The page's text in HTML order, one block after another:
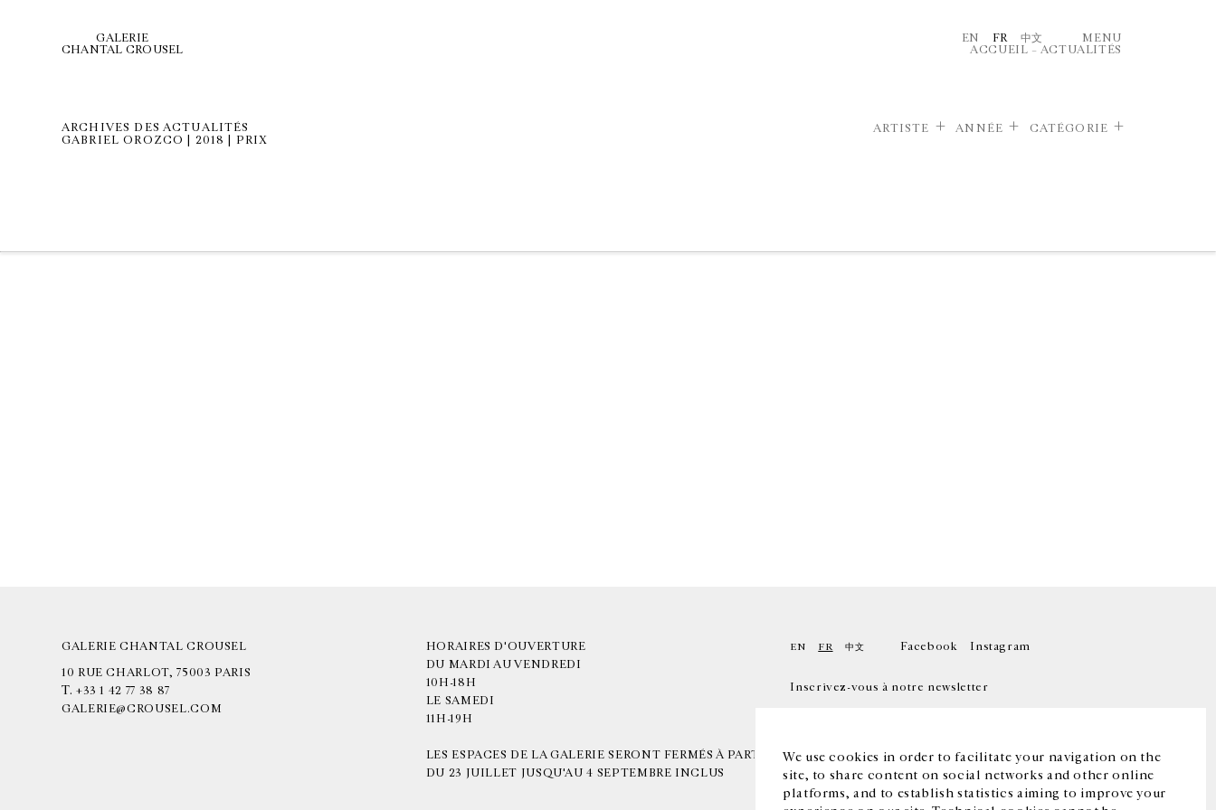
We use cookies in order to facilitate your navigation on the
site, to share content on social networks and other online
platforms, and to establish statistics aiming to improve your
GALERIE
CHANTAL CROUSEL
EN FR 中文
MENU
ACCUEIL – ACTUALITÉS
ARCHIVES DES ACTUALITÉS
GABRIEL OROZCO | 2018 | PRIX
ARTISTE ANNÉE CATÉGORIE
GALERIE CHANTAL CROUSEL
10 RUE CHARLOT, 75003 PARIS
T. +33 1 42 77 38 87
GALERIE@CROUSEL.COM
HORAIRES D'OUVERTURE
DU MARDI AU VENDREDI
10H-18H
LE SAMEDI
11H-19H
LES ESPACES DE LA GALERIE SERONT FERMÉS À PARTIR
DU 23 JUILLET JUSQU'AU 4 SEPTEMBRE INCLUS
EN FR 中文 Facebook Instagram
Inscrivez-vous à notre newsletter